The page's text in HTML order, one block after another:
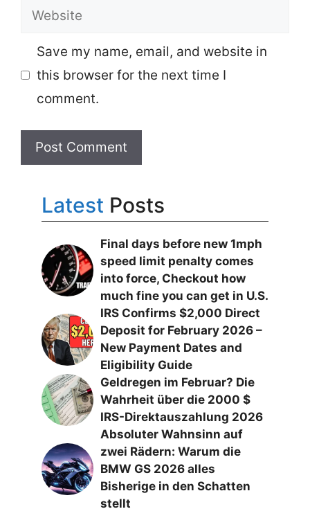
Website
Save my name, email, and website in
this browser for the next time I
comment.
Latest Posts
Final days before new 1mph
speed limit penalty comes
into force, Checkout how
much fine you can get in U.S.
IRS Confirms $2,000 Direct
Deposit for February 2026 –
New Payment Dates and
Eligibility Guide
Geldregen im Februar? Die
Wahrheit über die 2000 $
IRS-Direktauszahlung 2026
Absoluter Wahnsinn auf
zwei Rädern: Warum die
BMW GS 2026 alles
Bisherige in den Schatten
stellt